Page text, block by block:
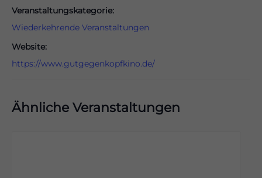
Veranstaltungskategorie:
Wiederkehrende Veranstaltungen
Website:
https://www.gutgegenkopfkino.de/
Ähnliche Veranstaltungen